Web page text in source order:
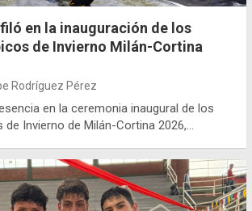
en la inauguración de los
de Invierno Milán-Cortina
Rodríguez Pérez
en la ceremonia inaugural de los
de Invierno de Milán-Cortina 2026,…